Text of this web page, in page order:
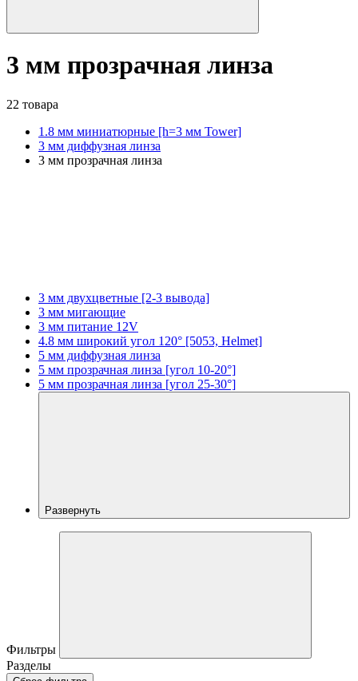
3 мм прозрачная линза
22 товара
1.8 мм миниатюрные [h=3 мм Tower]
3 мм диффузная линза
3 мм прозрачная линза
3 мм двухцветные [2-3 вывода]
3 мм мигающие
3 мм питание 12V
4.8 мм широкий угол 120° [5053, Helmet]
5 мм диффузная линза
5 мм прозрачная линза [угол 10-20°]
5 мм прозрачная линза [угол 25-30°]
Развернуть
Фильтры
Разделы